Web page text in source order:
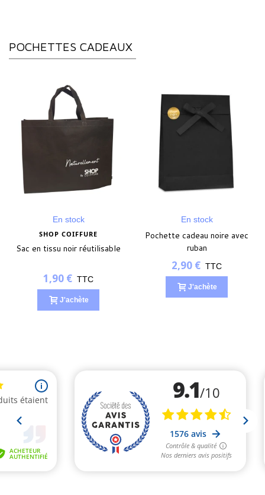
POCHETTES CADEAUX
En stock
SHOP COIFFURE
Sac en tissu noir réutilisable
1,90 € TTC
J'achète
En stock
Pochette cadeau noire avec
ruban
2,90 € TTC
J'achète